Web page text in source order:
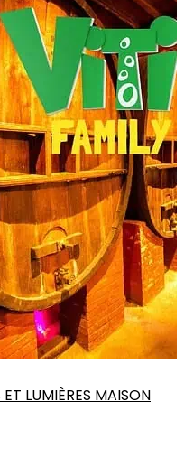
LUMIÈRES MAISON